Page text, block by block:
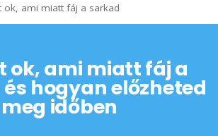
ok, ami miatt fáj a sarkad
ok, ami miatt fáj a
hogyan előzheted
meg időben